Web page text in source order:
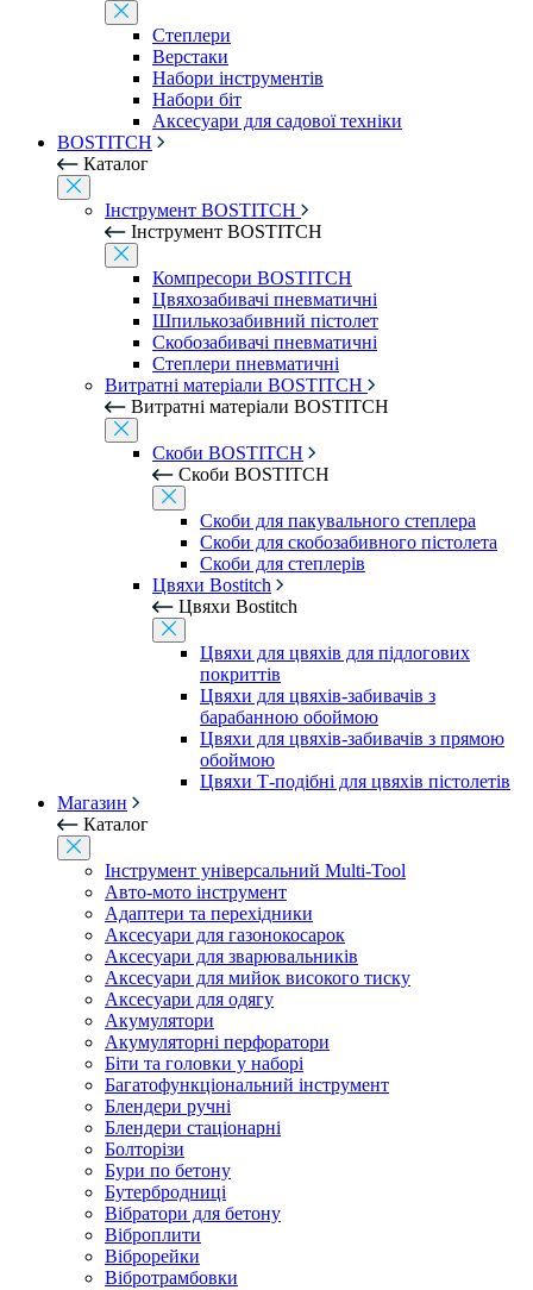
Степлери
Верстаки
Набори інструментів
Набори біт
Аксесуари для садової техніки
BOSTITCH
Каталог
Інструмент BOSTITCH
Інструмент BOSTITCH
Компресори BOSTITCH
Цвяхозабивачі пневматичні
Шпилькозабивний пістолет
Скобозабивачі пневматичні
Степлери пневматичні
Витратні матеріали BOSTITCH
Витратні матеріали BOSTITCH
Скоби BOSTITCH
Скоби BOSTITCH
Скоби для пакувального степлера
Скоби для скобозабивного пістолета
Скоби для степлерів
Цвяхи Bostitch
Цвяхи Bostitch
Цвяхи для цвяхів для підлогових
покриттів
Цвяхи для цвяхів-забивачів з
барабанною обоймою
Цвяхи для цвяхів-забивачів з прямою
обоймою
Цвяхи Т-подібні для цвяхів пістолетів
Магазин
Каталог
Інструмент універсальний Multi-Tool
Авто-мото інструмент
Адаптери та перехідники
Аксесуари для газонокосарок
Аксесуари для зварювальників
Аксесуари для мийок високого тиску
Аксесуари для одягу
Акумулятори
Акумуляторні перфоратори
Біти та головки у наборі
Багатофункціональний інструмент
Блендери ручні
Блендери стаціонарні
Болторізи
Бури по бетону
Бутербродниці
Вібратори для бетону
Віброплити
Віброрейки
Вібротрамбовки